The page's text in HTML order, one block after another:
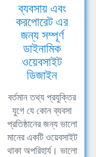
ব্যবসায় এবং
করপোরেট এর
জন্য সম্পূর্ণ
ডাইনামিক
ওয়েবসাইট
ডিজাইন
বর্তমান তথ্য প্রযুক্তির
যুগে যে কোন ব্যবসা
প্রতিষ্ঠানের জন্য ভালো
মানের একটি ওয়েবসাইট
থাকা অপরিহার্য। ভালো